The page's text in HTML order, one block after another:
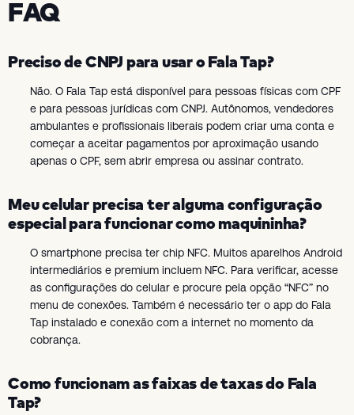
FAQ
Preciso de CNPJ para usar o Fala Tap?
Não. O Fala Tap está disponível para pessoas físicas com CPF
e para pessoas jurídicas com CNPJ. Autônomos, vendedores
ambulantes e profissionais liberais podem criar uma conta e
começar a aceitar pagamentos por aproximação usando
apenas o CPF, sem abrir empresa ou assinar contrato.
Meu celular precisa ter alguma configuração
especial para funcionar como maquininha?
O smartphone precisa ter chip NFC. Muitos aparelhos Android
intermediários e premium incluem NFC. Para verificar, acesse
as configurações do celular e procure pela opção “NFC” no
menu de conexões. Também é necessário ter o app do Fala
Tap instalado e conexão com a internet no momento da
cobrança.
Como funcionam as faixas de taxas do Fala
Tap?